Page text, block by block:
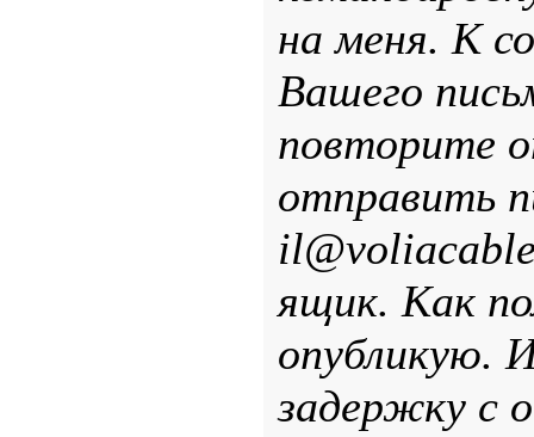
на меня. К
Вашего
повторите
отправить
ящик. Как
опубликую.
задержку с